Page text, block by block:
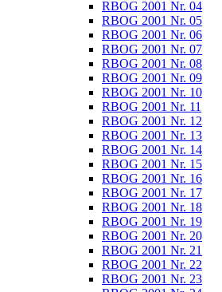
RBOG 2001 Nr. 04
RBOG 2001 Nr. 05
RBOG 2001 Nr. 06
RBOG 2001 Nr. 07
RBOG 2001 Nr. 08
RBOG 2001 Nr. 09
RBOG 2001 Nr. 10
RBOG 2001 Nr. 11
RBOG 2001 Nr. 12
RBOG 2001 Nr. 13
RBOG 2001 Nr. 14
RBOG 2001 Nr. 15
RBOG 2001 Nr. 16
RBOG 2001 Nr. 17
RBOG 2001 Nr. 18
RBOG 2001 Nr. 19
RBOG 2001 Nr. 20
RBOG 2001 Nr. 21
RBOG 2001 Nr. 22
RBOG 2001 Nr. 23